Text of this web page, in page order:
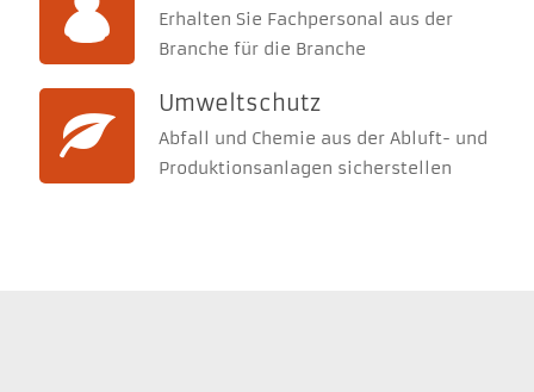
Erhalten Sie Fachpersonal aus der
Branche für die Branche
Umweltschutz
Abfall und Chemie aus der Abluft- und
Produktionsanlagen sicherstellen